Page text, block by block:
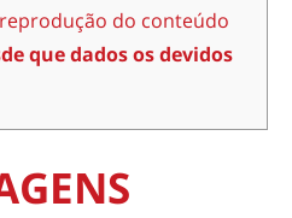
do conteúdo
que dados os devidos